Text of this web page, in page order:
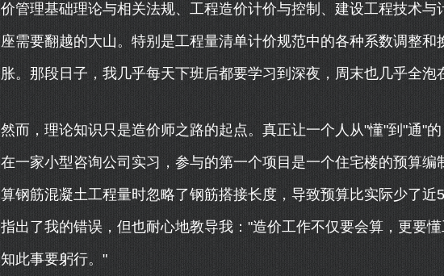
价管理基础理论与相关法规、工程造价计价与控制、建设工程技术与
座需要翻越的大山。特别是工程量清单计价规范中的各种系数调整和
胀。那段日子，我几乎每天下班后都要学习到深夜，周末也几乎全泡
然而，理论知识只是造价师之路的起点。真正让一个人从"懂"到"通"
在一家小型咨询公司实习，参与的第一个项目是一个住宅楼的预算编
算钢筋混凝土工程量时忽略了钢筋搭接长度，导致预算比实际少了近
指出了我的错误，但也耐心地教导我："造价工作不仅要会算，更要
知此事要躬行。"